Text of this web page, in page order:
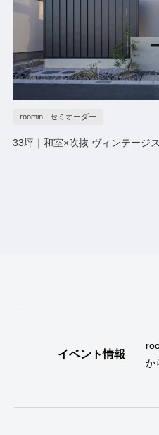
roomin - セミオーダー
33坪｜和室×吹抜 ヴィンテージ
イベント情報
か